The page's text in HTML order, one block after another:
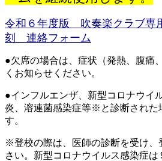
令和６年度版 吹奏楽クラブ専
刻 連絡フォーム
●欠席の場合は、症状（発熱、腹痛
くお知らせください。
●インフルエンザ、新型コロナウイ
炎、溶連菌感染症等※と診断された
す。
※登校の際は、医師の診断を受け、
さい。新型コロナウイルス感染症